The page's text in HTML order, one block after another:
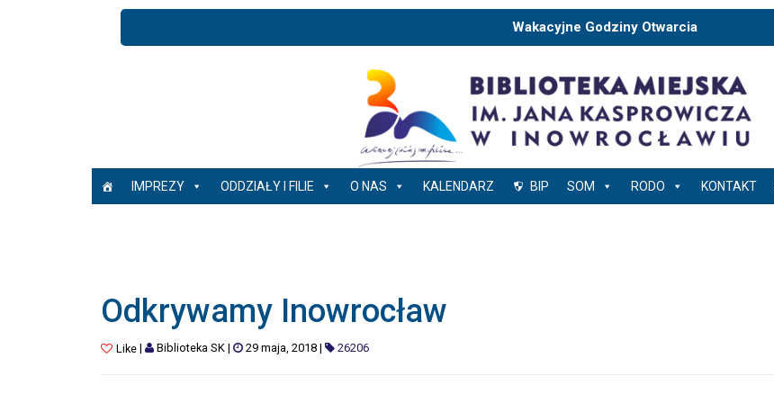
Wakacyjne Godziny Otwarcia
IMPREZY ODDZIAŁY I FILIE O NAS KALENDARZ BIP SOM RODO KONTAKT
Odkrywamy Inowrocław
Like| Biblioteka SK| 29 maja, 2018| 26206